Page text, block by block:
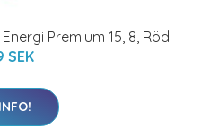
Premium 15, 8, Röd
SEK